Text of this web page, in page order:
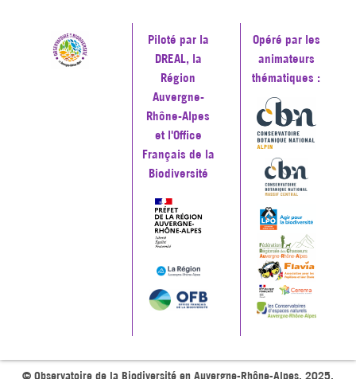
Piloté par la
DREAL, la
Région
Auvergne-
Rhône-Alpes
et l'Office
Français de la
Biodiversité
Opéré par les
animateurs
thématiques :
© Observatoire de la Biodiversité en Auvergne-Rhône-Alpes, 2025.